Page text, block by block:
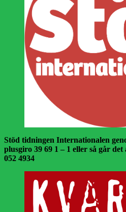
Stöd tidningen Internationalen
plusgiro 39 69 1 – 1 eller så går
052 4934